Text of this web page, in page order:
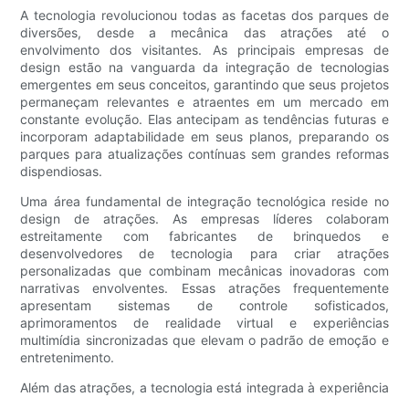
A tecnologia revolucionou todas as facetas dos parques de
diversões, desde a mecânica das atrações até o
envolvimento dos visitantes. As principais empresas de
design estão na vanguarda da integração de tecnologias
emergentes em seus conceitos, garantindo que seus projetos
permaneçam relevantes e atraentes em um mercado em
constante evolução. Elas antecipam as tendências futuras e
incorporam adaptabilidade em seus planos, preparando os
parques para atualizações contínuas sem grandes reformas
dispendiosas.
Uma área fundamental de integração tecnológica reside no
design de atrações. As empresas líderes colaboram
estreitamente com fabricantes de brinquedos e
desenvolvedores de tecnologia para criar atrações
personalizadas que combinam mecânicas inovadoras com
narrativas envolventes. Essas atrações frequentemente
apresentam sistemas de controle sofisticados,
aprimoramentos de realidade virtual e experiências
multimídia sincronizadas que elevam o padrão de emoção e
entretenimento.
Além das atrações, a tecnologia está integrada à experiência